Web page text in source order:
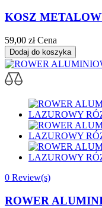
KOSZ
59,00 zł Cena
Dodaj do koszyka
0 Review(s)
ROWER